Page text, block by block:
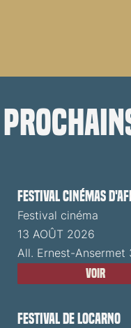
Festival cinémas
Festival cinéma
13 AOÛT 2026
All. Ernest-Ansermet
Voir
Festival de Locarno